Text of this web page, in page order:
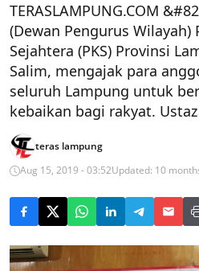
TERASLAMPUNG.COM
(Dewan Pengurus Wilayah)
Sejahtera (PKS) Provinsi
Salim, mengajak para
seluruh Lampung untuk
kebaikan bagi rakyat.
teras lampung
Aug 15, 2019 - 03:52Updated: 10